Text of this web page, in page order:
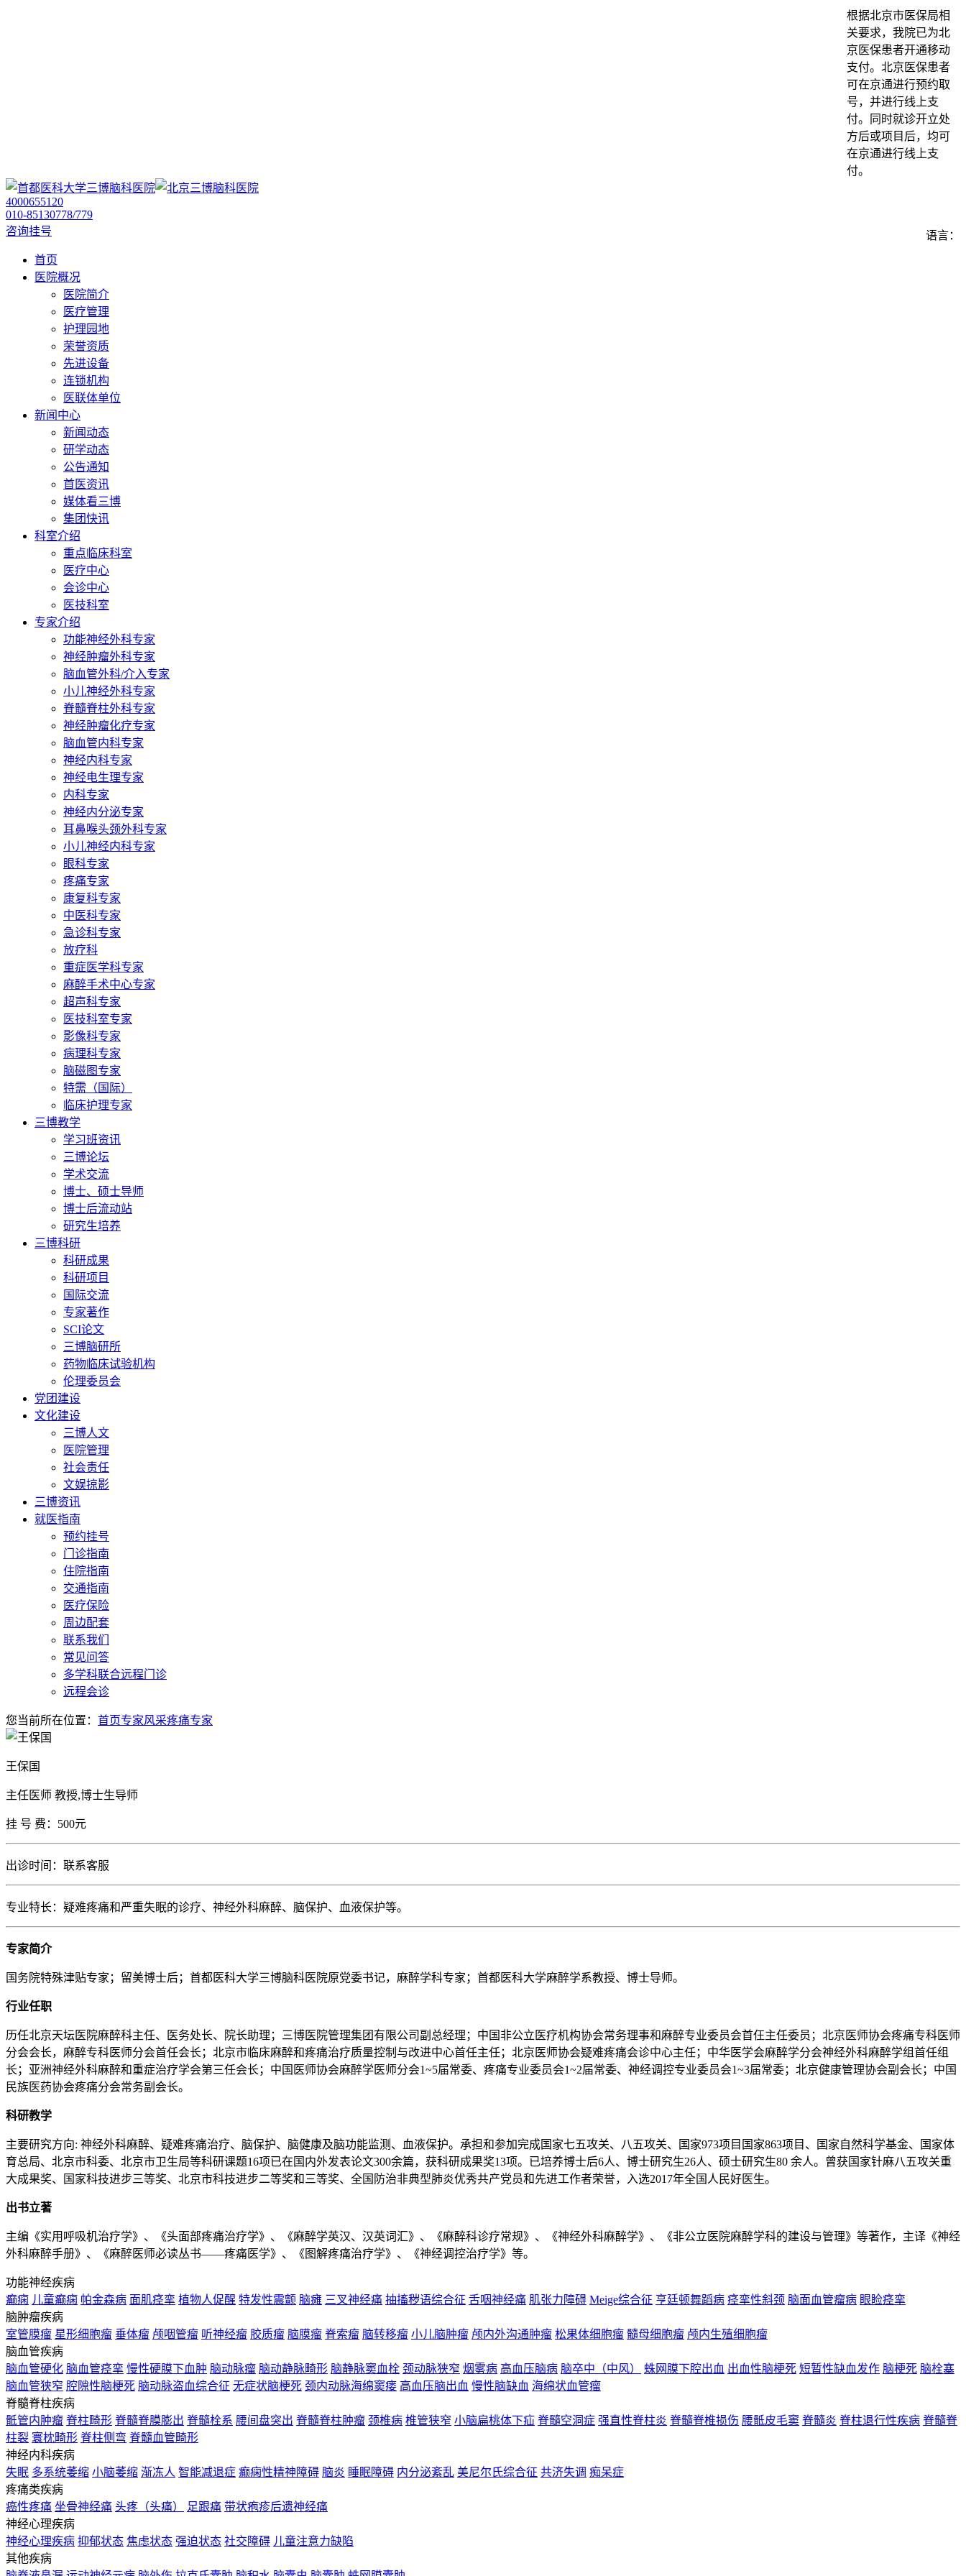
根据北京市医保局相
关要求，我院已为北
京医保患者开通移动
支付。北京医保患者
可在京通进行预约取
号，并进行线上支
付。同时就诊开立处
方后或项目后，均可
在京通进行线上支
付。
4000655120
010-85130778/779
咨询挂号
语言：
首页
医院概况
医院简介
医疗管理
护理园地
荣誉资质
先进设备
连锁机构
医联体单位
新闻中心
新闻动态
研学动态
公告通知
首医资讯
媒体看三博
集团快讯
科室介绍
重点临床科室
医疗中心
会诊中心
医技科室
专家介绍
功能神经外科专家
神经肿瘤外科专家
脑血管外科/介入专家
小儿神经外科专家
脊髓脊柱外科专家
神经肿瘤化疗专家
脑血管内科专家
神经内科专家
神经电生理专家
内科专家
神经内分泌专家
耳鼻喉头颈外科专家
小儿神经内科专家
眼科专家
疼痛专家
康复科专家
中医科专家
急诊科专家
放疗科
重症医学科专家
麻醉手术中心专家
超声科专家
医技科室专家
影像科专家
病理科专家
脑磁图专家
特需（国际）
临床护理专家
三博教学
学习班资讯
三博论坛
学术交流
博士、硕士导师
博士后流动站
研究生培养
三博科研
科研成果
科研项目
国际交流
专家著作
SCI论文
三博脑研所
药物临床试验机构
伦理委员会
党团建设
文化建设
三博人文
医院管理
社会责任
文娱掠影
三博资讯
就医指南
预约挂号
门诊指南
住院指南
交通指南
医疗保险
周边配套
联系我们
常见问答
多学科联合远程门诊
远程会诊
您当前所在位置： 首页专家风采疼痛专家
王保国
主任医师 教授,博士生导师
挂 号 费：500元
出诊时间：联系客服
专业特长：疑难疼痛和严重失眠的诊疗、神经外科麻醉、脑保护、血液保护等。
专家简介
国务院特殊津贴专家；留美博士后；首都医科大学三博脑科医院原党委书记，麻醉学科专家；首都医科大学麻醉学系教授、博士导师。
行业任职
历任北京天坛医院麻醉科主任、医务处长、院长助理；三博医院管理集团有限公司副总经理；中国非公立医疗机构协会常务理事和麻醉专业委员会首仼主任委员；北京医师协会疼痛专科医师
分会会长，麻醉专科医师分会首任会长；北京市临床麻醉和疼痛治疗质量控制与改进中心首任主任；北京医师协会疑难疼痛会诊中心主任；中华医学会麻醉学分会神经外科麻醉学组首任组
长；亚洲神经外科麻醉和重症治疗学会第三任会长；中国医师协会麻醉学医师分会1~5届常委、疼痛专业委员会1~2届常委、神经调控专业委员会1~3届常委；北京健康管理协会副会长；中国
民族医药协会疼痛分会常务副会长。
科研教学
主要研究方向: 神经外科麻醉、疑难疼痛治疗、脑保护、脑健康及脑功能监测、血液保护。承担和参加完成国家七五攻关、八五攻关、国家973项目国家863项目、国家自然科学基金、国家体
育总局、北京市科委、北京市卫生局等科研课题16项已在国内外发表论文300余篇，获科研成果奖13项。已培养博士后6人、博士研究生26人、硕士研究生80 余人。曾获国家针麻八五攻关重
大成果奖、国家科技进步三等奖、北京市科技进步二等奖和三等奖、全国防治非典型肺炎优秀共产党员和先进工作者荣誉，入选2017年全国人民好医生。
出书立著
主编《实用呼吸机治疗学》、《头面部疼痛治疗学》、《麻醉学英汉、汉英词汇》、《麻醉科诊疗常规》、《神经外科麻醉学》、《非公立医院麻醉学科的建设与管理》等著作，主译《神经
外科麻醉手册》、《麻醉医师必读丛书——疼痛医学》、《图解疼痛治疗学》、《神经调控治疗学》等。
功能神经疾病
癫痫 儿童癫痫 帕金森病 面肌痉挛 植物人促醒 特发性震颤 脑瘫 三叉神经痛 抽搐秽语综合征 舌咽神经痛 肌张力障碍 Meige综合征 亨廷顿舞蹈病 痉挛性斜颈 脑面血管瘤病 眼睑痉挛
脑肿瘤疾病
室管膜瘤 星形细胞瘤 垂体瘤 颅咽管瘤 听神经瘤 胶质瘤 脑膜瘤 脊索瘤 脑转移瘤 小儿脑肿瘤 颅内外沟通肿瘤 松果体细胞瘤 髓母细胞瘤 颅内生殖细胞瘤
脑血管疾病
脑血管硬化 脑血管痉挛 慢性硬膜下血肿 脑动脉瘤 脑动静脉畸形 脑静脉窦血栓 颈动脉狭窄 烟雾病 高血压脑病 脑卒中（中风） 蛛网膜下腔出血 出血性脑梗死 短暂性缺血发作 脑梗死 脑栓塞
脑血管狭窄 腔隙性脑梗死 脑动脉盗血综合征 无症状脑梗死 颈内动脉海绵窦瘘 高血压脑出血 慢性脑缺血 海绵状血管瘤
脊髓脊柱疾病
骶管内肿瘤 脊柱畸形 脊髓脊膜膨出 脊髓栓系 腰间盘突出 脊髓脊柱肿瘤 颈椎病 椎管狭窄 小脑扁桃体下疝 脊髓空洞症 强直性脊柱炎 脊髓脊椎损伤 腰骶皮毛窦 脊髓炎 脊柱退行性疾病 脊髓脊
柱裂 寰枕畸形 脊柱侧弯 脊髓血管畸形
神经内科疾病
失眠 多系统萎缩 小脑萎缩 渐冻人 智能减退症 癫痫性精神障碍 脑炎 睡眠障碍 内分泌紊乱 美尼尔氏综合征 共济失调 痴呆症
疼痛类疾病
癌性疼痛 坐骨神经痛 头疼（头痛） 足跟痛 带状疱疹后遗神经痛
神经心理疾病
神经心理疾病 抑郁状态 焦虑状态 强迫状态 社交障碍 儿童注意力缺陷
其他疾病